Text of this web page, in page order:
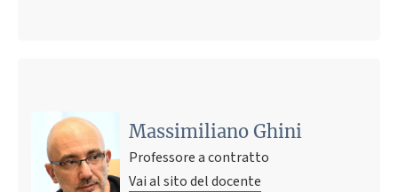
Massimiliano Ghini
Professore a contratto
Vai al sito del docente
9 dicembre 2025 15:06